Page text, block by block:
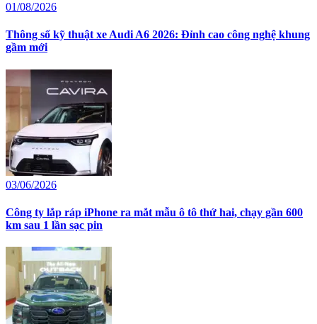
01/08/2026
Thông số kỹ thuật xe Audi A6 2026: Đỉnh cao công nghệ khung
gầm mới
03/06/2026
Công ty lắp ráp iPhone ra mắt mẫu ô tô thứ hai, chạy gần 600
km sau 1 lần sạc pin